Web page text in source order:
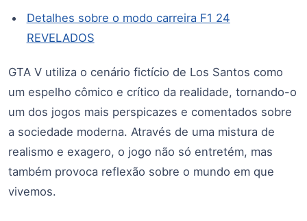
Detalhes sobre o modo carreira F1 24
REVELADOS
GTA V utiliza o cenário fictício de Los Santos como
um espelho cômico e crítico da realidade, tornando-o
um dos jogos mais perspicazes e comentados sobre
a sociedade moderna. Através de uma mistura de
realismo e exagero, o jogo não só entretém, mas
também provoca reflexão sobre o mundo em que
vivemos.